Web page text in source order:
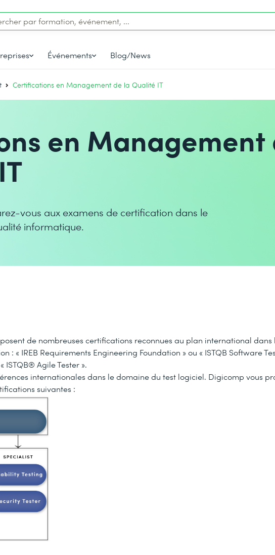
Événements Blog/News
Certifications en Management de la Qualité IT
en Management
vous aux examens de certification dans le
informatique.
de nombreuses certifications reconnues au plan international
: « IREB Requirements Engineering Foundation » ou « ISTQB Software
ISTQB® Agile Tester ».
internationales dans le domaine du test logiciel. Digicomp vous
suivantes :